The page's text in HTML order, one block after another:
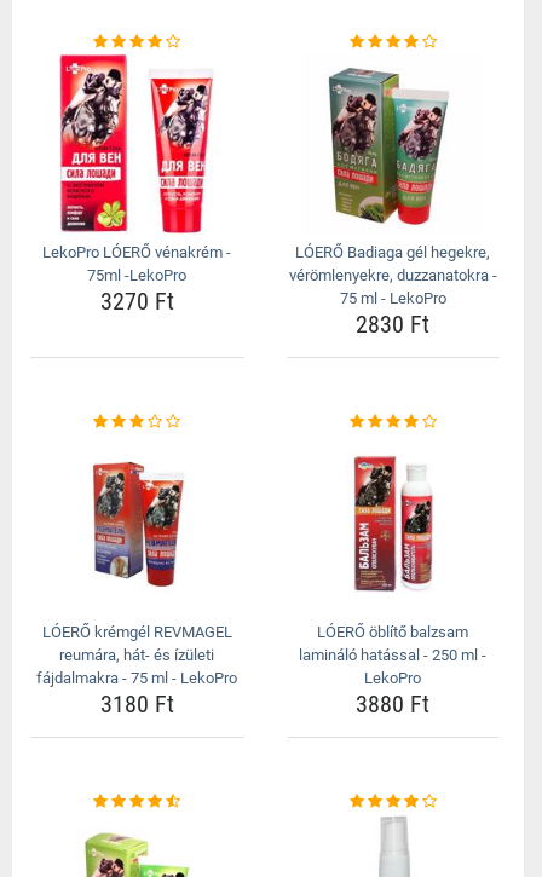
LekoPro LÓERŐ vénakrém -
75ml -LekoPro
3270 Ft
LÓERŐ Badiaga gél hegekre,
vérömlenyekre, duzzanatokra -
75 ml - LekoPro
2830 Ft
LÓERŐ krémgél REVMAGEL
reumára, hát- és ízületi
fájdalmakra - 75 ml - LekoPro
3180 Ft
LÓERŐ öblítő balzsam
lamináló hatással - 250 ml -
LekoPro
3880 Ft